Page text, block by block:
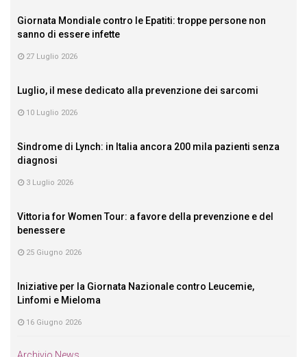
Giornata Mondiale contro le Epatiti: troppe persone non
sanno di essere infette
27 Luglio 2026
Luglio, il mese dedicato alla prevenzione dei sarcomi
10 Luglio 2026
Sindrome di Lynch: in Italia ancora 200 mila pazienti senza
diagnosi
3 Luglio 2026
Vittoria for Women Tour: a favore della prevenzione e del
benessere
25 Giugno 2026
Iniziative per la Giornata Nazionale contro Leucemie,
Linfomi e Mieloma
16 Giugno 2026